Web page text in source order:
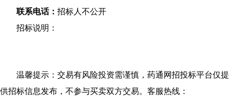
联系电话： 招标人不公开
招标说明：
温馨提示：交易有风险投资需谨慎，药通网招投标平台仅提
供招标信息发布，不参与买卖双方交易。客服热线：